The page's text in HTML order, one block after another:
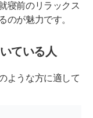
寝前のリラックス
のが魅力です。
ている人
ような方に適して